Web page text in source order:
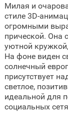
Милая и
стиле 3D-
огромными
прической. Она
уютной
На фоне виден
солнечный
присутствует
светлое,
идеальной для
социальных